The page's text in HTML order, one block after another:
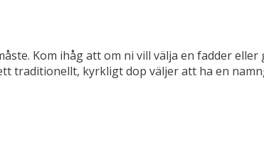
Kom ihåg att om ni vill välja en fadder
traditionellt, kyrkligt dop väljer att ha en